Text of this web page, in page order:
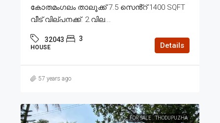
കോതമംഗലം താലൂക്ക് 7.5 സെൻ്റ് 1400 SQFT
വീട് വില്പനക്ക്. 2.വില...
32043 3
HOUSE Details
57 years ago
FOR SALE THODUPUZHA